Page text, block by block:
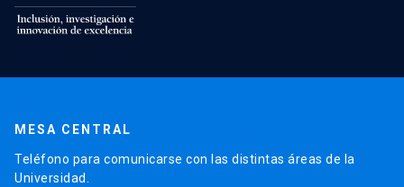
MESA CENTRAL
Teléfono para comunicarse con las distintas áreas de la
Universidad.